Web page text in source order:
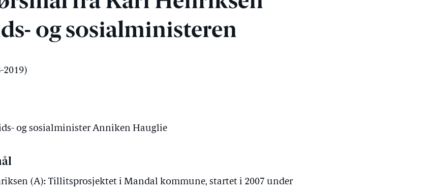
og sosialministeren
2019)
og sosialminister Anniken Hauglie
(A): Tillitsprosjektet i Mandal kommune, startet i 2007 under